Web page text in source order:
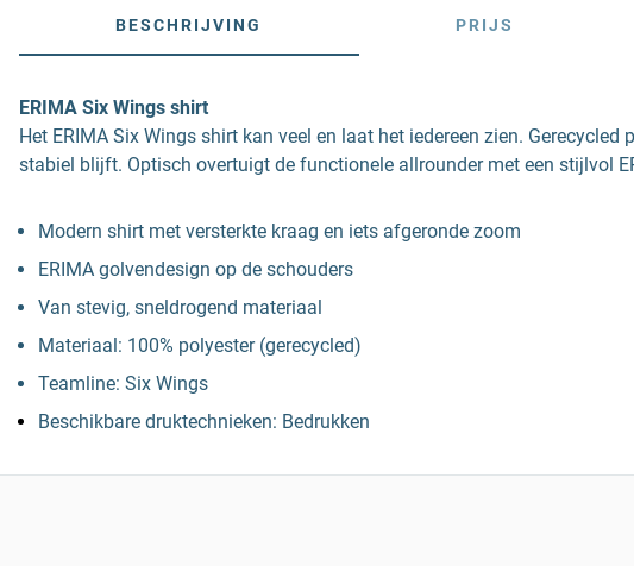
BESCHRIJVING PRIJS
ERIMA Six Wings shirt
Het ERIMA Six Wings shirt kan veel en laat het iedereen zien.
stabiel blijft. Optisch overtuigt de functionele allrounder met een stijlvol
Modern shirt met versterkte kraag en iets afgeronde zoom
ERIMA golvendesign op de schouders
Van stevig, sneldrogend materiaal
Materiaal: 100% polyester (gerecycled)
Teamline: Six Wings
Beschikbare druktechnieken: Bedrukken